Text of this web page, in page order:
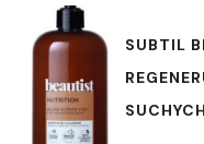
SUBTIL